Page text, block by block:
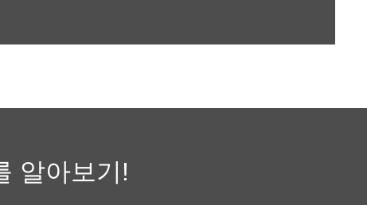
알아보기!